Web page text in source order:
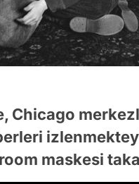
Chicago
maskesi